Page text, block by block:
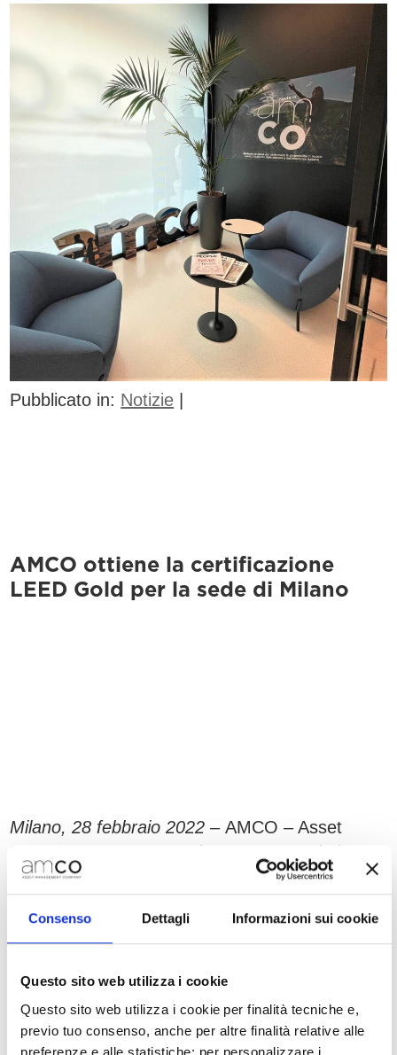
Consenso Dettagli Informazioni sui cookie
Questo sito web utilizza i cookie
Questo sito web utilizza i cookie per finalità tecniche e,
previo tuo consenso, anche per altre finalità relative alle
preferenze e alle statistiche: per personalizzare i
Pubblicato in: Notizie
AMCO ottiene la certificazione
LEED Gold per la sede di Milano
Milano, 28 febbraio 2022 –AMCO – Asset
Management Company ha ottenuto, nel pieno
rispetto dei criteri ESG, la certificazione LEED
Giovanni sul Muro 9 situata all’interno del
La certificazione LEED, acronimo di Leadership
in Energy and Environmental Design, è un
protocollo americano, sviluppato dallo U.S.